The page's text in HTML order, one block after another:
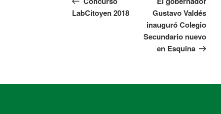
LabCitoyen 2018
Gustavo Valdés
inauguró Colegio
Secundario nuevo
en Esquina